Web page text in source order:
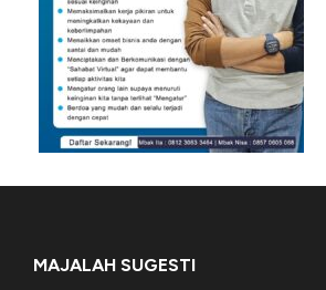
MAJALAH SUGESTI